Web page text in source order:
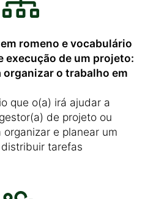
romeno e vocabulário
execução de um projeto:
organizar o trabalho em
que o(a) irá ajudar a
de projeto ou
e planear um
tarefas